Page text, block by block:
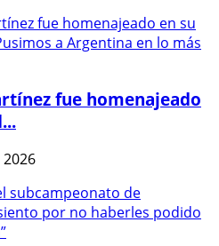
fue homenajeado
2026